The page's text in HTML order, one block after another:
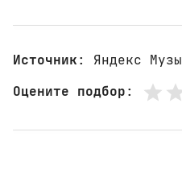
Источник: Яндекс
Оцените подбор: